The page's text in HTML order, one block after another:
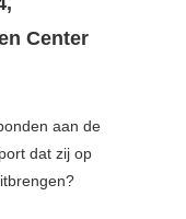
Center
aan de
dat zij op